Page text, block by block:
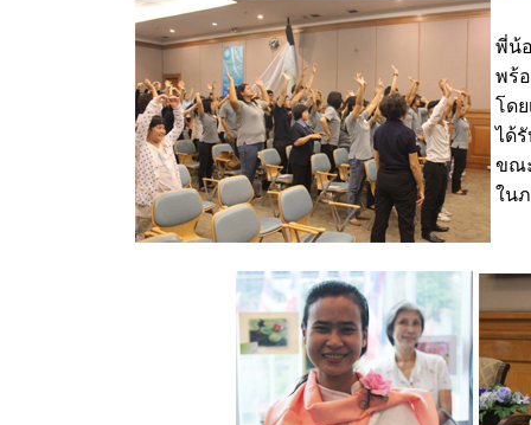
พี่น้
พร้
โด
ได้
ขณ
ใน